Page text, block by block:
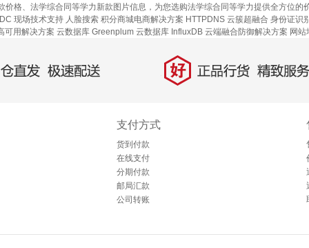
格、法学综合同等学力新款图片信息，为您选购法学综合同等学力提供全方位
现场技术支持 人脸搜索 积分商城电商解决方案 HTTPDNS 云簇超融合 身份证识
可用解决方案 云数据库 Greenplum 云数据库 InfluxDB 云端融合防御解决方案 网站
发，极速配送 好 正品行货，精致服务
支付方式
货到付款
在线支付
分期付款
邮局汇款
公司转账